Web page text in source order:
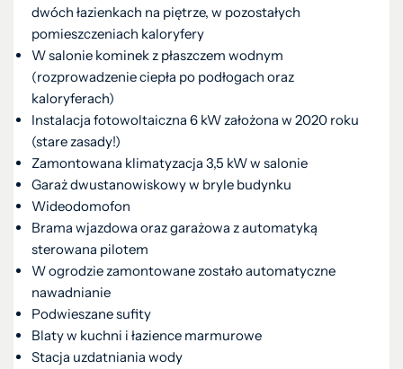
dwóch łazienkach na piętrze, w pozostałych
pomieszczeniach kaloryfery
W salonie kominek z płaszczem wodnym
(rozprowadzenie ciepła po podłogach oraz
kaloryferach)
Instalacja fotowoltaiczna 6 kW założona w 2020 roku
(stare zasady!)
Zamontowana klimatyzacja 3,5 kW w salonie
Garaż dwustanowiskowy w bryle budynku
Wideodomofon
Brama wjazdowa oraz garażowa z automatyką
sterowana pilotem
W ogrodzie zamontowane zostało automatyczne
nawadnianie
Podwieszane sufity
Blaty w kuchni i łazience marmurowe
Stacja uzdatniania wody